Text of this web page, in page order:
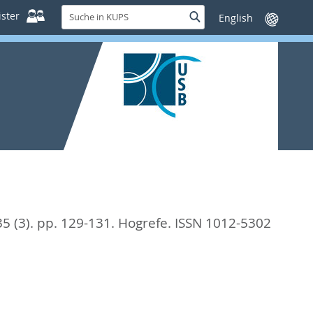
Suche
in
KUPS
SucheSprache
wechseln
(3). pp. 129-131. Hogrefe. ISSN 1012-5302